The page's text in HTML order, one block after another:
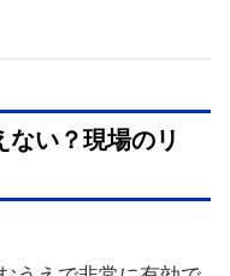
ない？現場のリ